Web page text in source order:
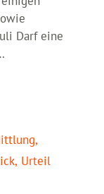
Darf eine
,
, Urteil